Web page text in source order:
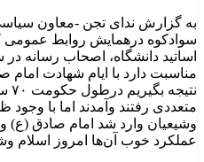
به گزارش ندای تجن -معاون
سوادکوه درهمایش روابط عمومی
اساتید دانشگاه، اصحاب رسانه
مناسبت دارد با ایام شهادت امام
متعددی رفتند وآمدند اما با
وشیعیان وارد شد امام صادق (ع)
عملکرد خوب آن‌ها امروز اسلام